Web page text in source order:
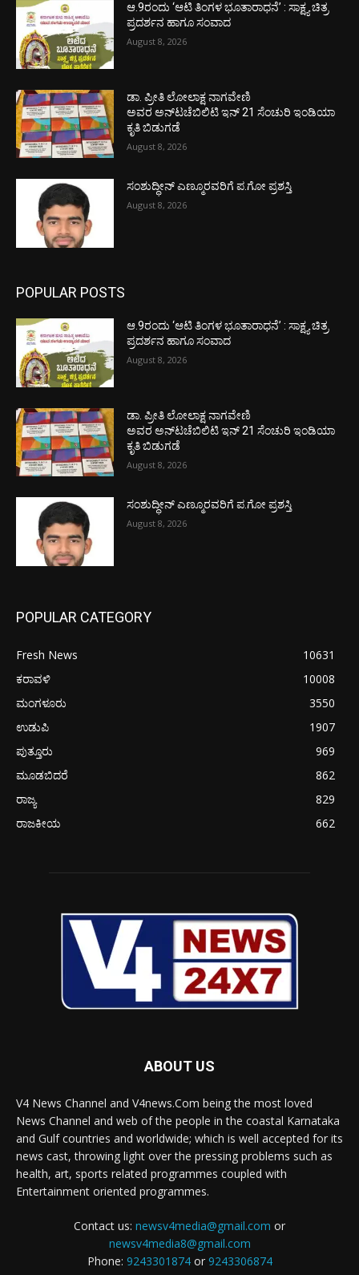
ಆ.9ರಂದು ‘ಆಟಿ ತಿಂಗಳ ಭೂತಾರಾಧನೆ’ : ಸಾಕ್ಷ್ಯ ಚಿತ್ರ
ಪ್ರದರ್ಶನ ಹಾಗೂ ಸಂವಾದ
August 8, 2026
ಡಾ. ಪ್ರೀತಿ ಲೋಲಾಕ್ಷ ನಾಗವೇಣಿ
ಅವರ ಅನ್‌ಟಚೆಬಿಲಿಟಿ ಇನ್ 21 ಸೆಂಚುರಿ ಇಂಡಿಯಾ
ಕೃತಿ ಬಿಡುಗಡೆ
August 8, 2026
ಸಂಶುದ್ಧೀನ್ ಎಣ್ಮೂರವರಿಗೆ ಪ.ಗೋ ಪ್ರಶಸ್ತಿ
August 8, 2026
POPULAR POSTS
ಆ.9ರಂದು ‘ಆಟಿ ತಿಂಗಳ ಭೂತಾರಾಧನೆ’ : ಸಾಕ್ಷ್ಯ ಚಿತ್ರ
ಪ್ರದರ್ಶನ ಹಾಗೂ ಸಂವಾದ
August 8, 2026
ಡಾ. ಪ್ರೀತಿ ಲೋಲಾಕ್ಷ ನಾಗವೇಣಿ
ಅವರ ಅನ್‌ಟಚೆಬಿಲಿಟಿ ಇನ್ 21 ಸೆಂಚುರಿ ಇಂಡಿಯಾ
ಕೃತಿ ಬಿಡುಗಡೆ
August 8, 2026
ಸಂಶುದ್ಧೀನ್ ಎಣ್ಮೂರವರಿಗೆ ಪ.ಗೋ ಪ್ರಶಸ್ತಿ
August 8, 2026
POPULAR CATEGORY
Fresh News
10631
ಕರಾವಳಿ
10008
ಮಂಗಳೂರು
3550
ಉಡುಪಿ
1907
ಪುತ್ತೂರು
969
ಮೂಡಬಿದರೆ
862
ರಾಜ್ಯ
829
ರಾಜಕೀಯ
662
ABOUT US
V4 News Channel and V4news.Com being the most loved
News Channel and web of the people in the coastal Karnataka
and Gulf countries and worldwide; which is well accepted for its
news cast, throwing light over the pressing problems such as
health, art, sports related programmes coupled with
Entertainment oriented programmes.
Contact us: newsv4media@gmail.com or
newsv4media8@gmail.com
Phone: 9243301874or 9243306874